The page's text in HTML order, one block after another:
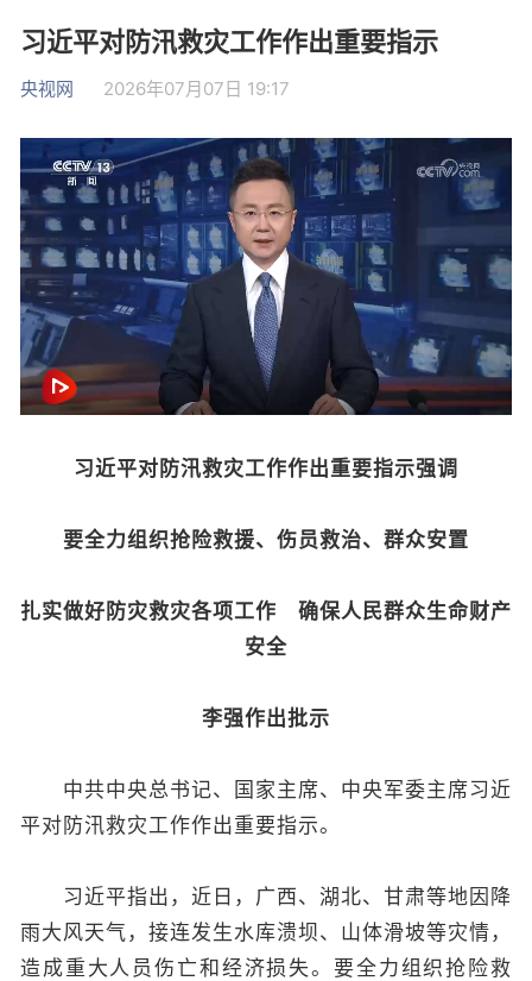
习近平对防汛救灾工作作出重要指示
央视网 2026年07月07日 19:17
习近平对防汛救灾工作作出重要指示强调
要全力组织抢险救援、伤员救治、群众安置
扎实做好防灾救灾各项工作 确保人民群众生命财产
安全
李强作出批示
中共中央总书记、国家主席、中央军委主席习近
平对防汛救灾工作作出重要指示。
习近平指出，近日，广西、湖北、甘肃等地因降
雨大风天气，接连发生水库溃坝、山体滑坡等灾情，
造成重大人员伤亡和经济损失。要全力组织抢险救